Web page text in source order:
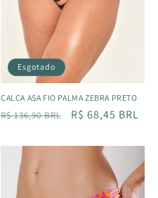
Esgotado
CALÇA ASA FIO PALMA ZEBRA PRETO
Preço
R$ 136,90 BRL
Preço
R$ 68,45 BRL